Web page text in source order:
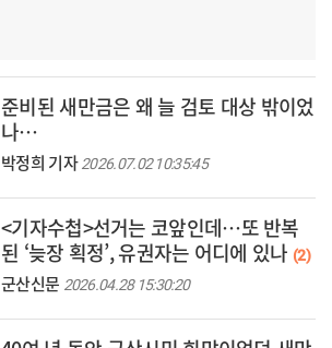
준비된 새만금은 왜 늘 검토 대상 밖이었
나…
박정희 기자2026.07.02 10:35:45
<기자수첩>선거는 코앞인데…또 반복
된 ‘늦장 획정’, 유권자는 어디에 있나 (2)
군산신문 2026.04.28 15:30:20